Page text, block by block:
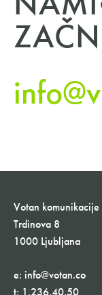
Votan komunikacije
Trdinova 8
1000 Ljubljana
e: info@votan.co
t: 1.236.40.50